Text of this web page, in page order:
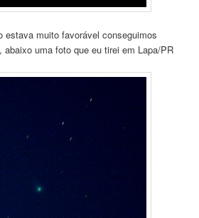
estava muito favorável conseguimos
abaixo uma foto que eu tirei em Lapa/PR